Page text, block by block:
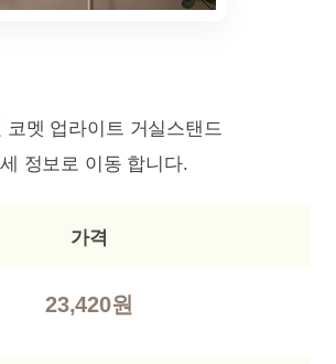
코멧 업라이트 거실스탠드
정보로 이동 합니다.
가격
23,420원